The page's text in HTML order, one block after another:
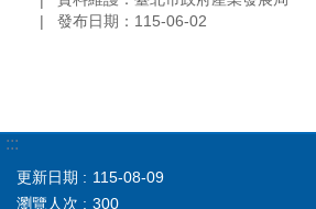
發布日期：115-06-02
:::
更新日期
115-08-09
瀏覽人次
300